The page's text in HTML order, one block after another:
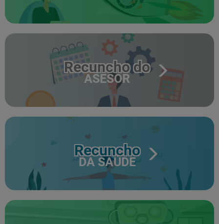
Recuncho do
ASESOR
Recuncho
DA SAÚDE